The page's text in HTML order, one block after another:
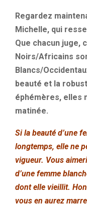
Regardez
Michelle, qui
Que chacun juge,
Noirs/Africains
Blancs/
beauté et la
éphémères, elles
matinée.
Si la beauté d’une
longtemps, elle ne
vigueur. Vous
d’une femme
dont elle vieillit.
vous en aurez